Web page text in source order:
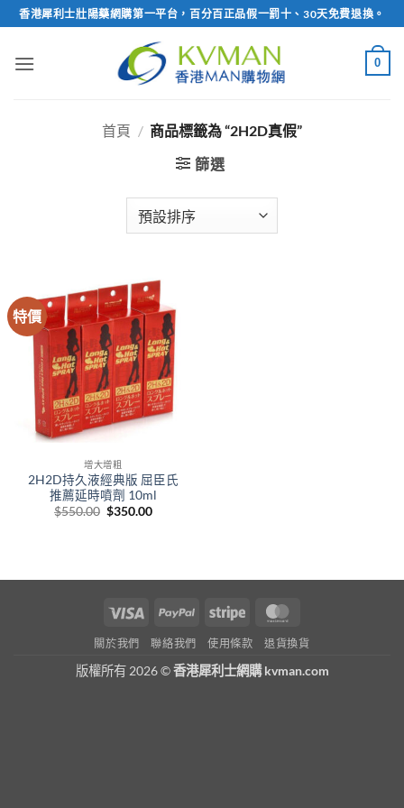
Skip
to
content
香港犀利士壯陽藥網購第一平台，百分百正品假一罰十、30天免費退換。
0
首頁 / 商品標籤為 “2H2D真假”
篩選
特價
增大增粗
2H2D持久液經典版 屈臣氏
推薦延時噴劑 10ml
$550.00 Original
$350.00Current
Visa PayPal Stripe
關於我們 聯絡我們 使用條款 退貨換貨
版權所有 2026 ©香港犀利士網購 kvman.com